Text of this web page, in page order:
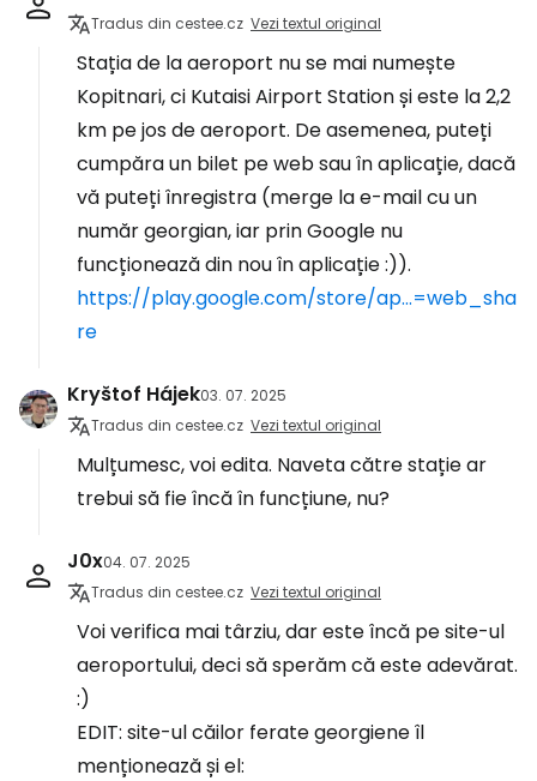
Tradus din cestee.cz Vezi textul original
Stația de la aeroport nu se mai numește
Kopitnari, ci Kutaisi Airport Station și este la 2,2
km pe jos de aeroport. De asemenea, puteți
cumpăra un bilet pe web sau în aplicație, dacă
vă puteți înregistra (merge la e-mail cu un
număr georgian, iar prin Google nu
funcționează din nou în aplicație :)).
https://play.google.com/store/ap...=web_sha
re
Kryštof Hájek03. 07. 2025
Tradus din cestee.cz Vezi textul original
Mulțumesc, voi edita. Naveta către stație ar
trebui să fie încă în funcțiune, nu?
J0x04. 07. 2025
Tradus din cestee.cz Vezi textul original
Voi verifica mai târziu, dar este încă pe site-ul
aeroportului, deci să sperăm că este adevărat.
:)
EDIT: site-ul căilor ferate georgiene îl
menționează și el: